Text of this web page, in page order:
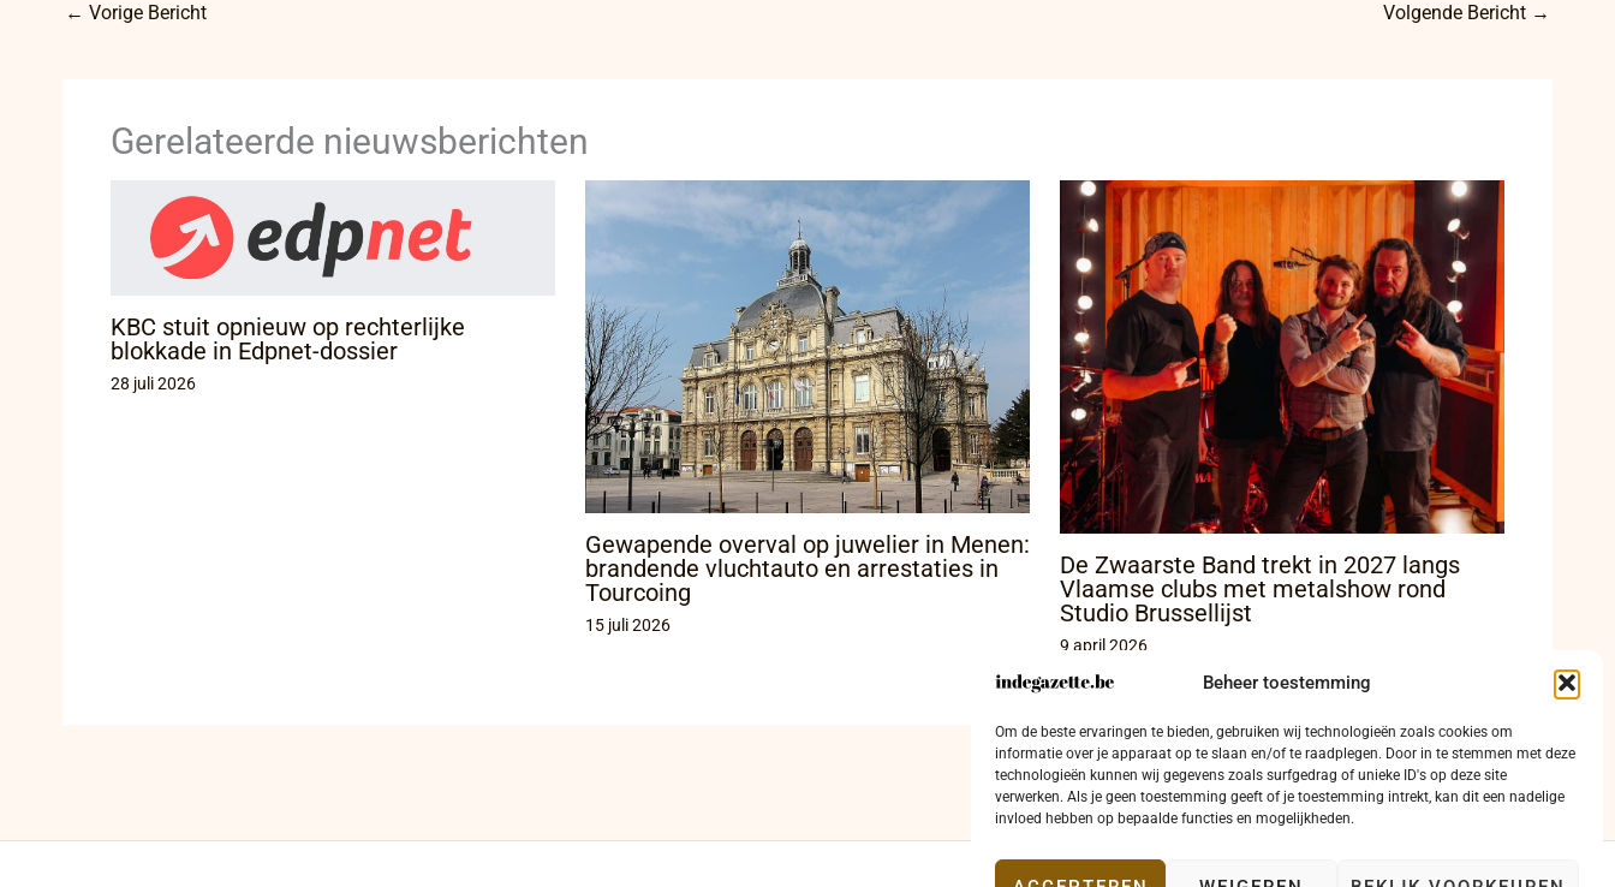
Beheer toestemming
Om de beste ervaringen te bieden, gebruiken wij technologieën zoals cookies om
informatie over je apparaat op te slaan en/of te raadplegen. Door in te stemmen met deze
technologieën kunnen wij gegevens zoals surfgedrag of unieke ID's op deze site
verwerken. Als je geen toestemming geeft of je toestemming intrekt, kan dit een nadelige
invloed hebben op bepaalde functies en mogelijkheden.
← Vorige Bericht Volgende Bericht →
Gerelateerde nieuwsberichten
KBC stuit opnieuw op rechterlijke
blokkade in Edpnet-dossier
28 juli 2026
Gewapende overval op juwelier in Menen:
brandende vluchtauto en arrestaties in
Tourcoing
15 juli 2026
De Zwaarste Band trekt in 2027 langs
Vlaamse clubs met metalshow rond
Studio Brussellijst
9 april 2026